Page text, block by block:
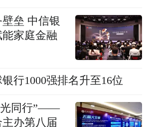
垒 中信银
家庭金融
行1000强排名升至16位
光同行”——
办第八届